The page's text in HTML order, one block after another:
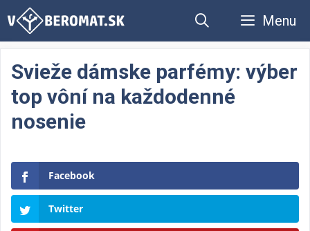
Preskočiť
Menu
Svieže dámske parfémy: výber
top vôní na každodenné
nosenie
Facebook
Twitter